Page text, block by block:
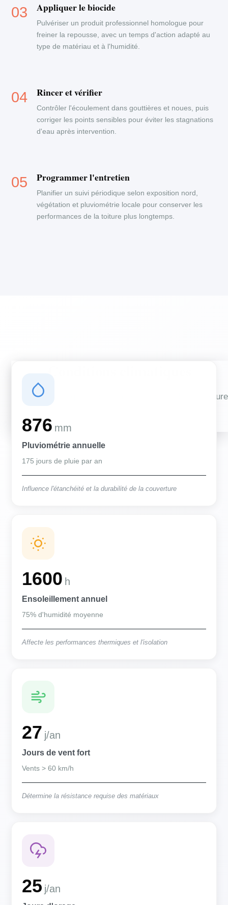
Appliquer le biocide
Pulvériser un produit professionnel homologue pour
freiner la repousse, avec un temps d'action adapté au
type de matériau et à l'humidité.
Rincer et vérifier
Contrôler l'écoulement dans gouttières et noues, puis
corriger les points sensibles pour éviter les stagnations
d'eau après intervention.
Programmer l'entretien
Planifier un suivi périodique selon exposition nord,
végétation et pluviométrie locale pour conserver les
performances de la toiture plus longtemps.
Des conditions qui influencent vos travaux de couverture
876 mm
Pluviométrie annuelle
175 jours de pluie par an
Influence l'étanchéité et la durabilité de la couverture
1600 h
Ensoleillement annuel
75% d'humidité moyenne
Affecte les performances thermiques et l'isolation
27 j/an
Jours de vent fort
Vents > 60 km/h
Détermine la résistance requise des matériaux
25 j/an